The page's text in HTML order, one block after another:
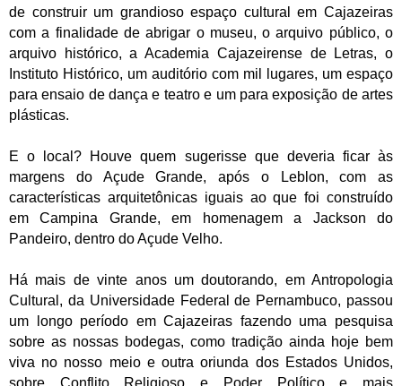
de construir um grandioso espaço cultural em Cajazeiras
com a finalidade de abrigar o museu, o arquivo público, o
arquivo histórico, a Academia Cajazeirense de Letras, o
Instituto Histórico, um auditório com mil lugares, um espaço
para ensaio de dança e teatro e um para exposição de artes
plásticas.
E o local? Houve quem sugerisse que deveria ficar às
margens do Açude Grande, após o Leblon, com as
características arquitetônicas iguais ao que foi construído
em Campina Grande, em homenagem a Jackson do
Pandeiro, dentro do Açude Velho.
Há mais de vinte anos um doutorando, em Antropologia
Cultural, da Universidade Federal de Pernambuco, passou
um longo período em Cajazeiras fazendo uma pesquisa
sobre as nossas bodegas, como tradição ainda hoje bem
viva no nosso meio e outra oriunda dos Estados Unidos,
sobre Conflito Religioso e Poder Político e mais